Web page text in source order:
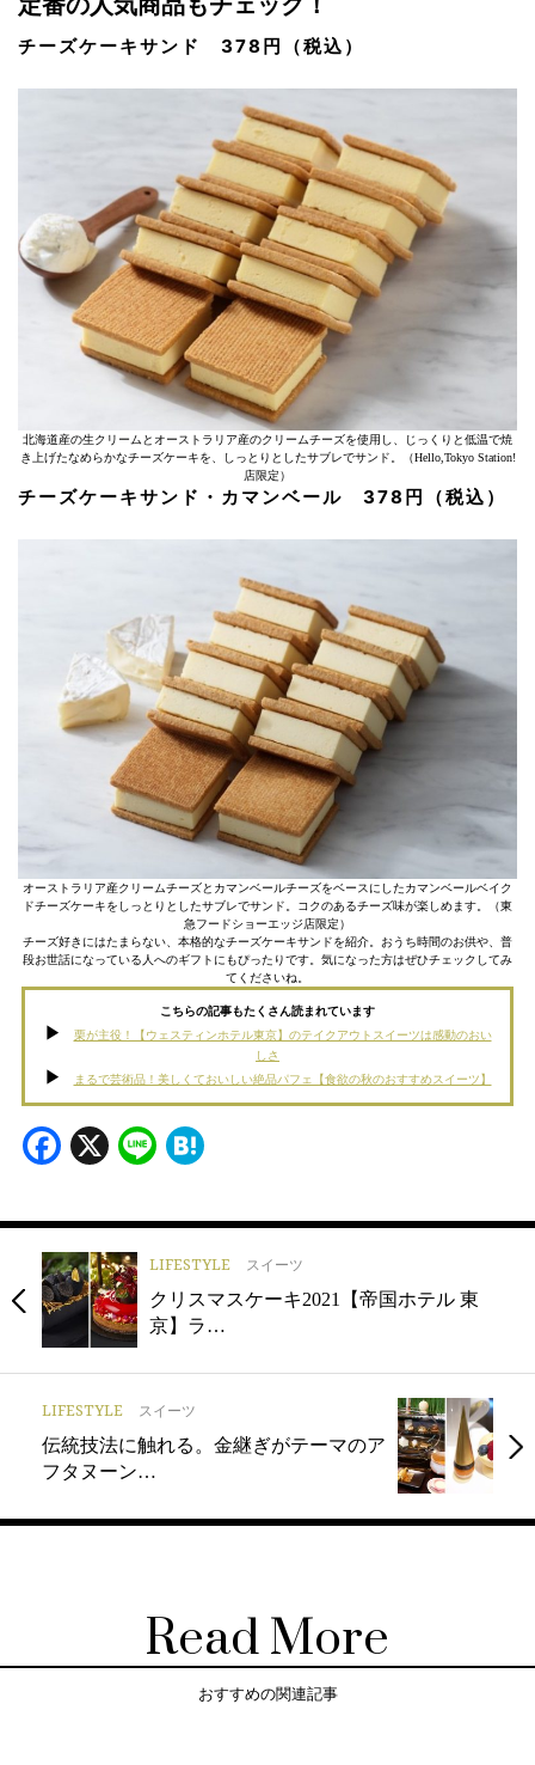
チーズケーキサンド 378円（税込）
北海道産の生クリームとオーストラリア産のクリームチーズを使用し、じっくりと低温で焼
き上げたなめらかなチーズケーキを、しっとりとしたサブレでサンド。（Hello,Tokyo Station!
店限定）
チーズケーキサンド・カマンベール 378円（税込）
オーストラリア産クリームチーズとカマンベールチーズをベースにしたカマンベールベイク
ドチーズケーキをしっとりとしたサブレでサンド。コクのあるチーズ味が楽しめます。（東
急フードショーエッジ店限定）
チーズ好きにはたまらない、本格的なチーズケーキサンドを紹介。おうち時間のお供や、普
段お世話になっている人へのギフトにもぴったりです。気になった方はぜひチェックしてみ
てくださいね。
こちらの記事もたくさん読まれています
栗が主役！【ウェスティンホテル東京】のテイクアウトスイーツは感動のおい
しさ
まるで芸術品！美しくておいしい絶品パフェ【食欲の秋のおすすめスイーツ】
Facebook
X Line
LIFESTYLE スイーツ
クリスマスケーキ2021【帝国ホテル 東
京】ラ…
LIFESTYLE スイーツ
伝統技法に触れる。金継ぎがテーマのア
フタヌーン…
Read More
おすすめの関連記事